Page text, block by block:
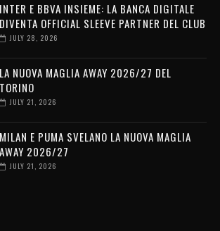
INTER E BBVA INSIEME: LA BANCA DIGITALE
DIVENTA OFFICIAL SLEEVE PARTNER DEL CLUB
JULY 28, 2026
LA NUOVA MAGLIA AWAY 2026/27 DEL
TORINO
JULY 21, 2026
MILAN E PUMA SVELANO LA NUOVA MAGLIA
AWAY 2026/27
JULY 21, 2026